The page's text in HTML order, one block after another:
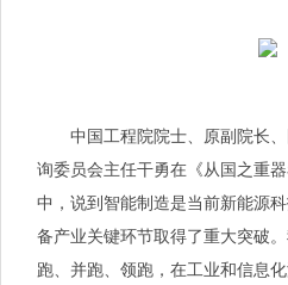
中国工程院院士、原副院长
询委员会主任干勇在《从国之重
中，说到智能制造是当前新能源
备产业关键环节取得了重大突破
跑、并跑、领跑，在工业和信息